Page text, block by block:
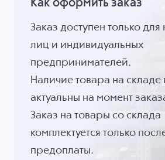
Как оформить заказ
Заказ доступен только
лиц и индивидуальных
предпринимателей.
Наличие товара на складе
актуальны на момент
Заказ на товары со склада
комплектуется только
предоплаты.